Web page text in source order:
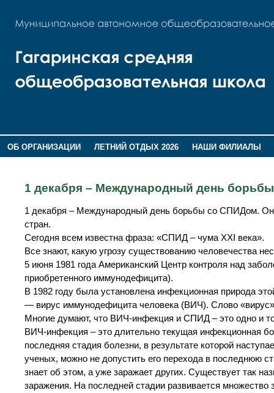
ОБ ОРГАНИЗАЦИИ ЛЕТНИЙ ОТДЫХ 2026
НАШИ ФИЛИАЛЫ
1 декабря – Международный день
1 декабря – Международный день борьбы со СПИДом. Он
стран.
Сегодня всем известна фраза: «СПИД – чума XXI века».
Все знают, какую угрозу существованию человечества
5 июня 1981 года Американский Центр контроля над
приобретенного иммунодефицита).
В 1982 году была установлена инфекционная природа
— вирус иммунодефицита человека (ВИЧ). Слово
Многие думают, что ВИЧ-инфекция и СПИД – это одно и
ВИЧ-инфекция – это длительно текущая инфекционная
последняя стадия болезни, в результате которой
ученых, можно не допустить его перехода в последнюю
знает об этом, а уже заражает других. Существует так
заражения. На последней стадии развивается множество